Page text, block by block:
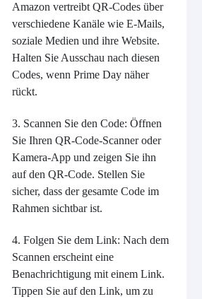
Amazon vertreibt QR-Codes über
verschiedene Kanäle wie E-Mails,
soziale Medien und ihre Website.
Halten Sie Ausschau nach diesen
Codes, wenn Prime Day näher
rückt.
3. Scannen Sie den Code: Öffnen
Sie Ihren QR-Code-Scanner oder
Kamera-App und zeigen Sie ihn
auf den QR-Code. Stellen Sie
sicher, dass der gesamte Code im
Rahmen sichtbar ist.
4. Folgen Sie dem Link: Nach dem
Scannen erscheint eine
Benachrichtigung mit einem Link.
Tippen Sie auf den Link, um zu